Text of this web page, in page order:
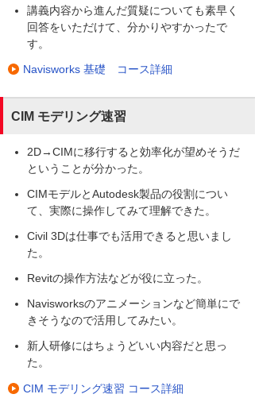
講義内容から進んだ質疑についても素早く
回答をいただけて、分かりやすかったで
す。
Navisworks 基礎 コース詳細
CIM モデリング速習
2D→CIMに移行すると効率化が望めそうだ
ということが分かった。
CIMモデルとAutodesk製品の役割につい
て、実際に操作してみて理解できた。
Civil 3Dは仕事でも活用できると思いまし
た。
Revitの操作方法などが役に立った。
Navisworksのアニメーションなど簡単にで
きそうなので活用してみたい。
新人研修にはちょうどいい内容だと思っ
た。
CIM モデリング速習 コース詳細